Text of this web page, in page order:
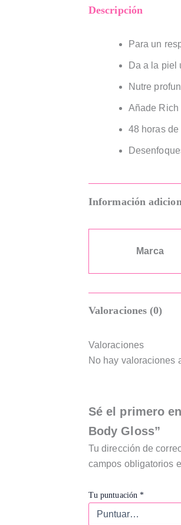
Descripción
Para un
Da a la piel
Nutre
Añade Rich
48 horas de
Información
Marca
Valoraciones (0)
Valoraciones
No hay valoraciones
Sé el primero
Body Gloss”
Tu dirección de
campos obligatorios
Tu puntuación *